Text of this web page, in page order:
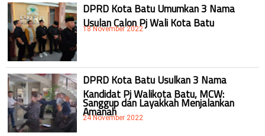
DPRD Kota Batu Umumkan 3 Nama
Usulan Calon Pj Wali Kota Batu
18 November 2022
DPRD Kota Batu Usulkan 3 Nama
Kandidat Pj Walikota Batu, MCW:
Sanggup dan Layakkah Menjalankan
Amanah
24 November 2022